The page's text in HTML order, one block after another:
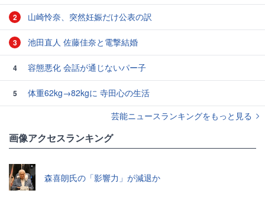
2 山崎怜奈、突然妊娠だけ公表の訳
3 池田直人 佐藤佳奈と電撃結婚
4 容態悪化 会話が通じないパー子
5
体重62kg→82kgに 寺田心の生活
芸能ニュースランキングをもっと見る
画像アクセスランキング
森喜朗氏の「影響力」が減退か